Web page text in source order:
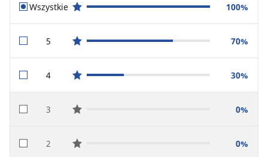
Wszystkiestar reviews 100%
5star reviews 70%
4star reviews 30%
3star reviews 0%
2star reviews 0%